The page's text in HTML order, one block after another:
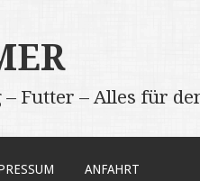
Futter – Alles für
ANFAHRT